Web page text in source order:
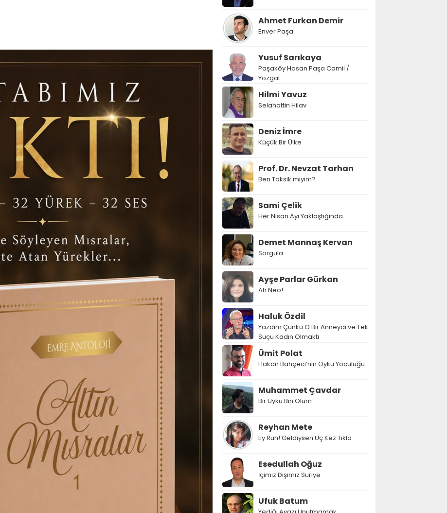
Ahmet Furkan Demir
Enver Paşa
Yusuf Sarıkaya
Paşaköy Hasan Paşa Camii /
Yozgat
Hilmi Yavuz
Selahattin Hilav
Deniz İmre
Küçük Bir Ülke
Prof. Dr. Nevzat Tarhan
Ben Toksik miyim?
Sami Çelik
Her Nisan Ayı Yaklaştığında...
Demet Mannaş Kervan
Sorgula
Ayşe Parlar Gürkan
Ah Neo!
Haluk Özdil
Yazdım Çünkü O Bir Anneydi ve Tek
Suçu Kadın Olmaktı
Ümit Polat
Hakan Bahçeci’nin Öykü Yoculuğu
Muhammet Çavdar
Bir Uyku Bin Ölüm
Reyhan Mete
Ey Ruh! Geldiysen Üç Kez Tıkla
Esedullah Oğuz
İçimiz Dışımız Suriye
Ufuk Batum